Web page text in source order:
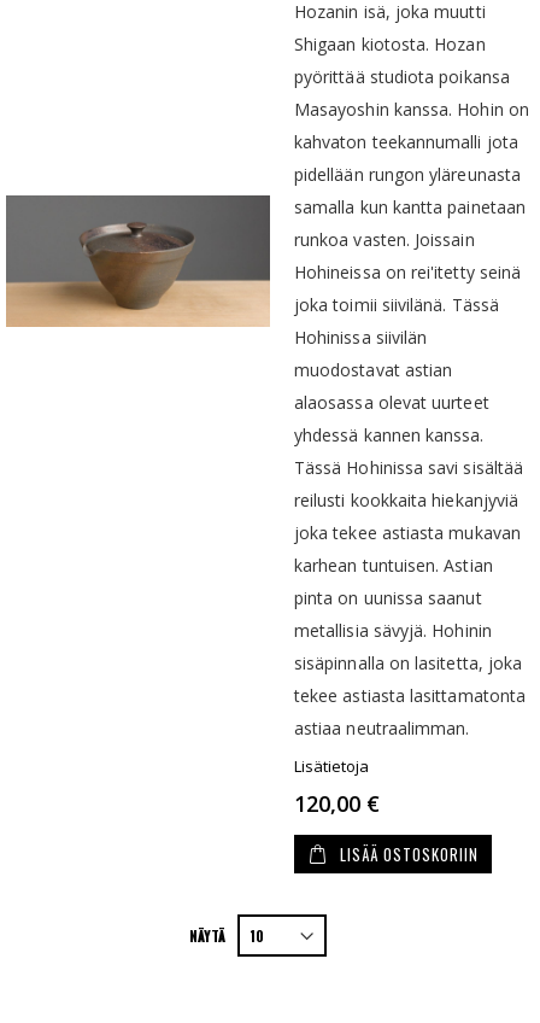
Hozanin isä, joka muutti
Shigaan kiotosta. Hozan
pyörittää studiota poikansa
Masayoshin kanssa. Hohin on
kahvaton teekannumalli jota
pidellään rungon yläreunasta
samalla kun kantta painetaan
runkoa vasten. Joissain
Hohineissa on rei'itetty seinä
joka toimii siivilänä. Tässä
Hohinissa siivilän
muodostavat astian
alaosassa olevat uurteet
yhdessä kannen kanssa.
Tässä Hohinissa savi sisältää
reilusti kookkaita hiekanjyviä
joka tekee astiasta mukavan
karhean tuntuisen. Astian
pinta on uunissa saanut
metallisia sävyjä. Hohinin
sisäpinnalla on lasitetta, joka
tekee astiasta lasittamatonta
astiaa neutraalimman.
Lisätietoja
120,00 €
LISÄÄ OSTOSKORIIN
NÄYTÄ